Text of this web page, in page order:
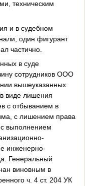
техническим
и в судебном
один фигурант
частично.
в суде
сотрудников ООО
вышеуказанных
виде лишения
с отбыванием в
с лишением права
с выполнением
инженерно-
Генеральный
виновным в
ч. 4 ст. 204 УК